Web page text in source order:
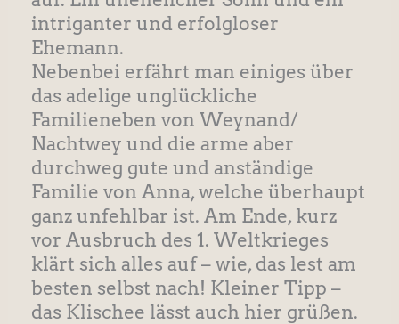
intriganter und erfolgloser
Ehemann.
Nebenbei erfährt man einiges über
das adelige unglückliche
Familieneben von Weynand/
Nachtwey und die arme aber
durchweg gute und anständige
Familie von Anna, welche überhaupt
ganz unfehlbar ist. Am Ende, kurz
vor Ausbruch des 1. Weltkrieges
klärt sich alles auf – wie, das lest am
besten selbst nach! Kleiner Tipp –
das Klischee lässt auch hier grüßen.